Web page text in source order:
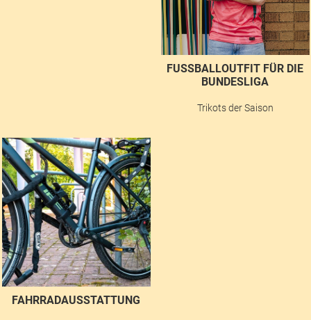
FUSSBALLOUTFIT FÜR DIE B
UNDESLIGA
Trikots der Saison
FAHRRADAUSSTATTUNG